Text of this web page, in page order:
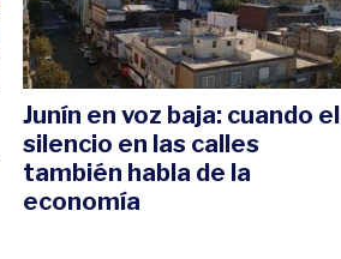
Junín en voz baja: cuando el
silencio en las calles
también habla de la
economía